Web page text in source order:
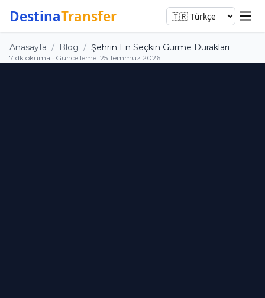
DestinaTransfer
Anasayfa / Blog / Şehrin En Seçkin Gurme Durakları
7 dk okuma · Güncelleme: 25 Temmuz 2026